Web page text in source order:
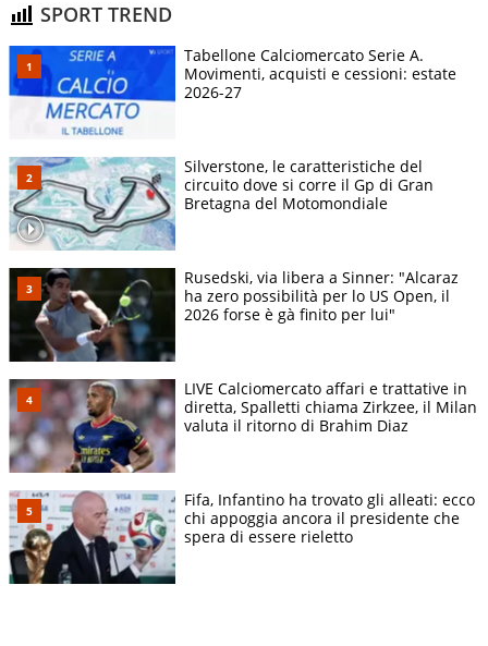
SPORT TREND
Tabellone Calciomercato Serie A.
Movimenti, acquisti e cessioni: estate
2026-27
Silverstone, le caratteristiche del
circuito dove si corre il Gp di Gran
Bretagna del Motomondiale
Rusedski, via libera a Sinner: "Alcaraz
ha zero possibilità per lo US Open, il
2026 forse è gà finito per lui"
LIVE Calciomercato affari e trattative in
diretta, Spalletti chiama Zirkzee, il Milan
valuta il ritorno di Brahim Diaz
Fifa, Infantino ha trovato gli alleati: ecco
chi appoggia ancora il presidente che
spera di essere rieletto